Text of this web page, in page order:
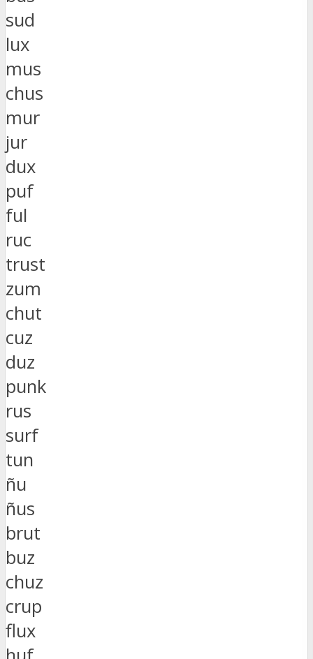
sud
lux
mus
chus
mur
jur
dux
puf
ful
ruc
trust
zum
chut
cuz
duz
punk
rus
surf
tun
ñu
ñus
brut
buz
chuz
crup
flux